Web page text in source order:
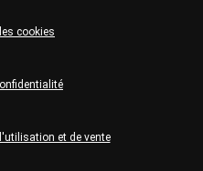
et de vente
cookies